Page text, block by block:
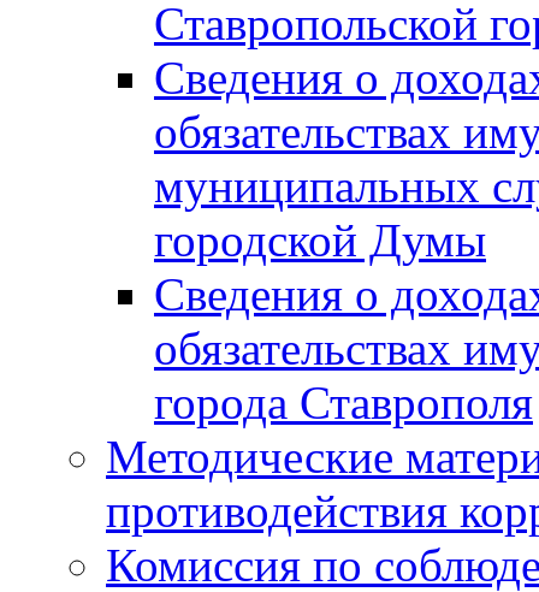
Ставропольской
Сведения о
обязательствах
муниципальных
городской Думы
Сведения о
обязательствах
города Ставрополя
Методические
противодействия
Комиссия по